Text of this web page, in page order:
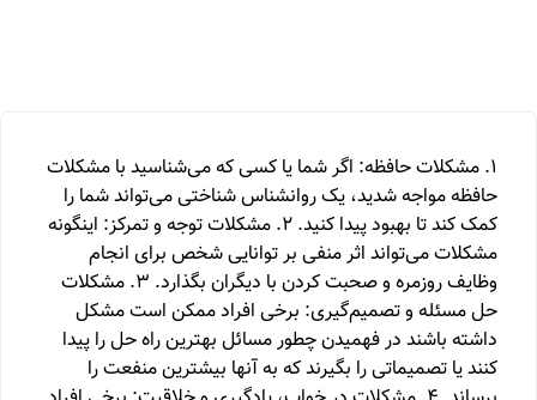
1. مشکلات حافظه: اگر شما یا کسی که می‌شناسید با مشکلات
حافظه مواجه شدید، یک روانشناس شناختی می‌تواند شما را
کمک کند تا بهبود پیدا کنید. 2. مشکلات توجه و تمرکز: اینگونه
مشکلات می‌تواند اثر منفی بر توانایی شخص برای انجام
وظایف روزمره و صحبت کردن با دیگران بگذارد. 3. مشکلات
حل مسئله و تصمیم‌گیری: برخی افراد ممکن است مشکل
داشته باشند در فهمیدن چطور مسائل بهترین راه حل را پیدا
کنند یا تصمیماتی را بگیرند که به آنها بیشترین منفعت را